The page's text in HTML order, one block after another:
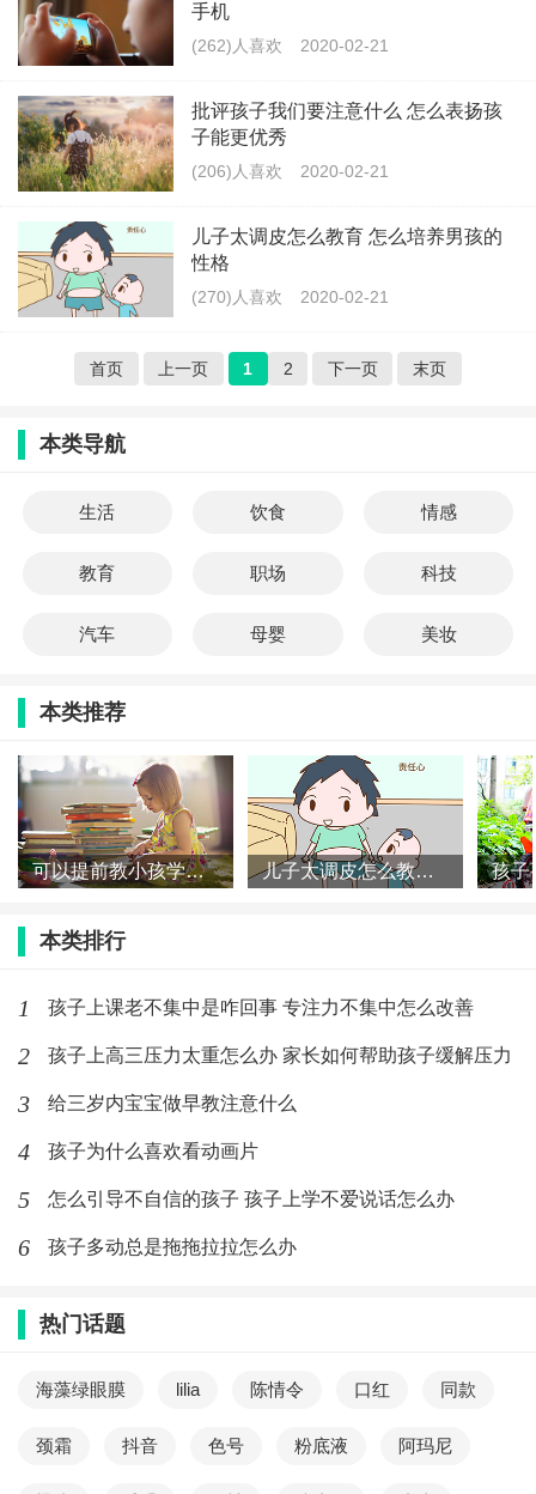
手机
(262)人喜欢 2020-02-21
批评孩子我们要注意什么 怎么表扬孩
子能更优秀
(206)人喜欢 2020-02-21
儿子太调皮怎么教育 怎么培养男孩的
性格
(270)人喜欢 2020-02-21
首页 上一页 1 2 下一页 末页
本类导航
生活 饮食 情感
教育 职场 科技
汽车 母婴 美妆
本类推荐
可以提前教小孩学认字吗 小孩阅读能力什么时候培养 儿子太调皮怎么教育 怎么培养男孩的性格
本类排行
1 孩子上课老不集中是咋回事 专注力不集中怎么改善
2 孩子上高三压力太重怎么办 家长如何帮助孩子缓解压力
3 给三岁内宝宝做早教注意什么
4 孩子为什么喜欢看动画片
5 怎么引导不自信的孩子 孩子上学不爱说话怎么办
6 孩子多动总是拖拖拉拉怎么办
热门话题
海藻绿眼膜 lilia 陈情令 口红 同款
颈霜 抖音 色号 粉底液 阿玛尼